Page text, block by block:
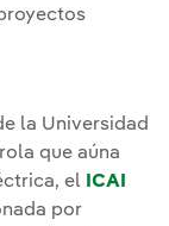
la Universidad
que aúna
el ICAI
por